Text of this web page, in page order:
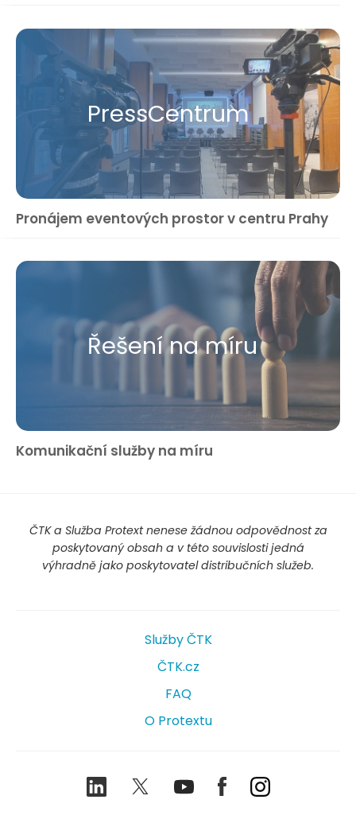
Press​Centrum
Pronájem eventových prostor v centru Prahy
Řešení na míru
Komunikační služby na míru
ČTK a Služba Protext nenese žádnou odpovědnost za
poskytovaný obsah a v této souvislosti jedná
výhradně jako poskytovatel distribučních služeb.
Služby ČTK
ČTK.cz
FAQ
O Protextu
LinkedIn TwitterYoutubeFacebookInstagram